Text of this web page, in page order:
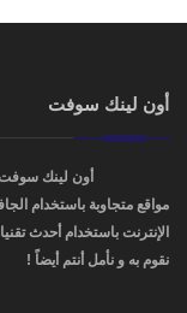
أون لينك سوفت
أون لينك سوفت
الإنترنت باستخدام أحدث
نقوم به و نأمل أنتم أيضاً !